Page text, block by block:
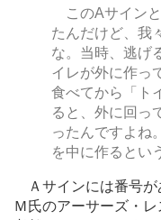
このAサイン
たんだけど、我
な。当時、逃げ
イレが外に作っ
食べてから「ト
ると、外に回っ
ったんですよね
を中に作るとい
Ａサインには番号が
Ｍ氏のアーサーズ・